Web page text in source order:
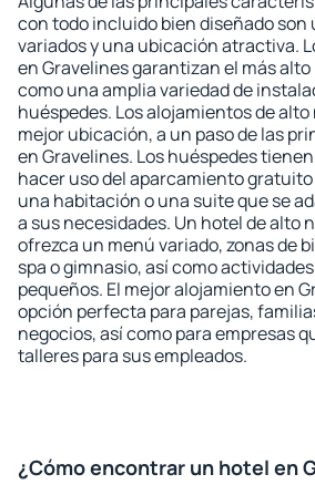
con todo incluido bien diseñado son
variados y una ubicación atractiva.
en Gravelines garantizan el más
como una amplia variedad de
huéspedes. Los alojamientos de
mejor ubicación, a un paso de las
en Gravelines. Los huéspedes
hacer uso del aparcamiento
una habitación o una suite que se
a sus necesidades. Un hotel de alto
ofrezca un menú variado, zonas de
spa o gimnasio, así como
pequeños. El mejor alojamiento en
opción perfecta para parejas,
negocios, así como para empresas
talleres para sus empleados.
¿Cómo encontrar un hotel en